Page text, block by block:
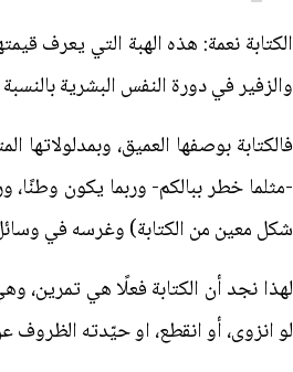
الكتابة نعمة: هذه الهبة التي يعرف
والزفير في دورة النفس البشرية
فالكتابة بوصفها العميق،
-مثلما خطر ببالكم- وربما يكون وطنًا،
شكل معين من الكتابة) وغرسه في
لهذا نجد أن الكتابة فعلًا هي تمرين،
لو انزوى، أو انقطع، او حيّدته